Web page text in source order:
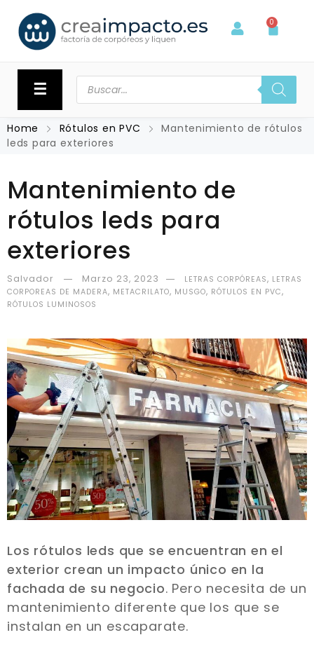
0
☰
Home Rótulos en PVC
Mantenimiento de rótulos
leds para exteriores
Mantenimiento de
rótulos leds para
exteriores
Salvador Marzo 23, 2023 LETRAS CORPÓREAS, LETRAS
CORPOREAS DE MADERA, METACRILATO, MUSGO, RÓTULOS EN PVC,
RÓTULOS LUMINOSOS
Los rótulos leds que se encuentran en el
exterior crean un impacto único en la
fachada de su negocio. Pero necesita de un
mantenimiento diferente que los que se
instalan en un escaparate.